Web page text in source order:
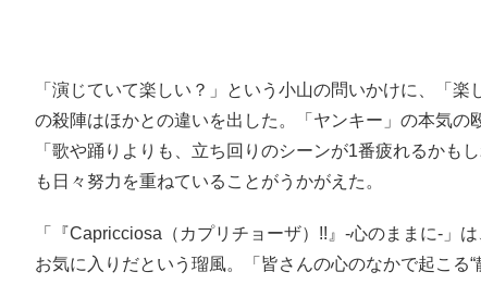
「演じていて楽しい？」という小山の問いかけに、「
の殺陣はほかとの違いを出した。「ヤンキー」の本気の
「歌や踊りよりも、立ち回りのシーンが1番疲れるか
も日々努力を重ねていることがうかがえた。
「『Capricciosa（カプリチョーザ）!!』-心のままに-」
お気に入りだという瑠風。「皆さんの心のなかで起こる